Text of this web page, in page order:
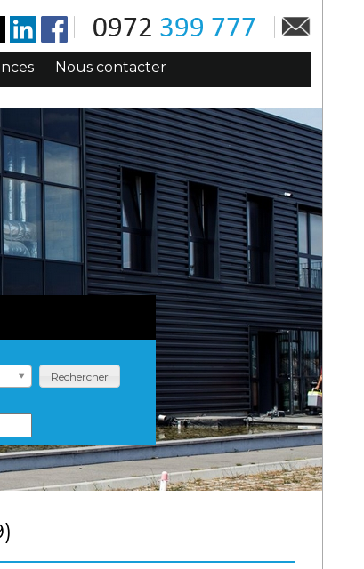
Nous contacter
Rechercher